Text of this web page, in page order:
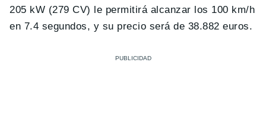
205 kW (279 CV) le permitirá alcanzar los 100 km/h
en 7.4 segundos, y su precio será de 38.882 euros.